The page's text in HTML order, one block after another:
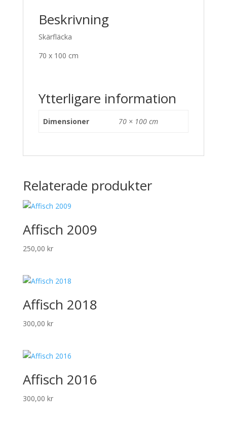
Beskrivning
Skärfläcka
70 x 100 cm
Ytterligare information
Dimensioner 70 × 100 cm
Relaterade produkter
Affisch 2009
250,00 kr
Affisch 2018
300,00 kr
Affisch 2016
300,00 kr